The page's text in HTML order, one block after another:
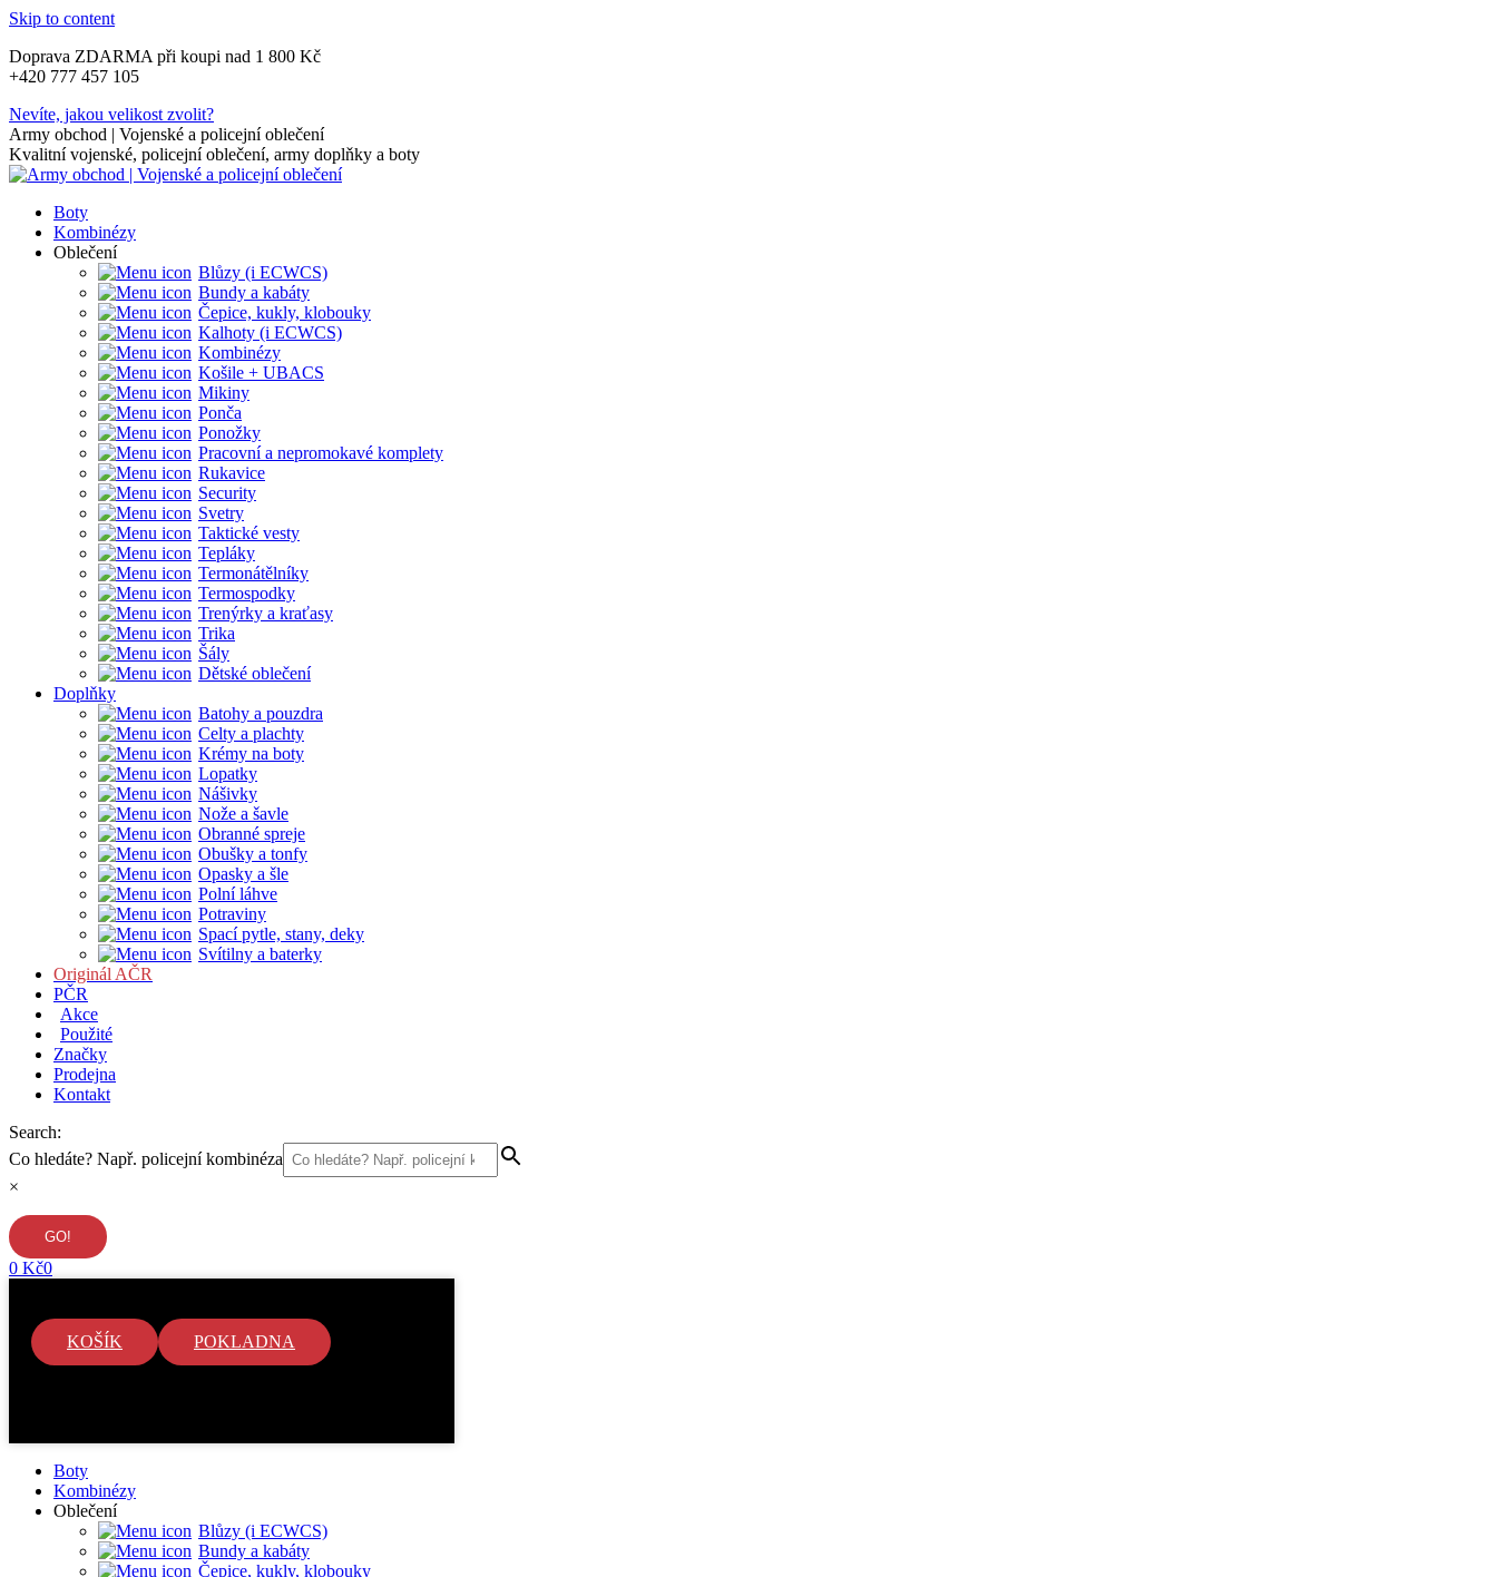
Skip to content
Doprava ZDARMA při koupi nad 1 800 Kč
+420 777 457 105
Nevíte, jakou velikost zvolit?
Army obchod | Vojenské a policejní oblečení
Kvalitní vojenské, policejní oblečení, army doplňky a boty
Boty
Kombinézy
Oblečení
Blůzy (i ECWCS)
Bundy a kabáty
Čepice, kukly, klobouky
Kalhoty (i ECWCS)
Kombinézy
Košile + UBACS
Mikiny
Ponča
Ponožky
Pracovní a nepromokavé komplety
Rukavice
Security
Svetry
Taktické vesty
Tepláky
Termonátělníky
Termospodky
Trenýrky a kraťasy
Trika
Šály
Dětské oblečení
Doplňky
Batohy a pouzdra
Celty a plachty
Krémy na boty
Lopatky
Nášivky
Nože a šavle
Obranné spreje
Obušky a tonfy
Opasky a šle
Polní láhve
Potraviny
Spací pytle, stany, deky
Svítilny a baterky
Originál AČR
PČR
Akce
Použité
Značky
Prodejna
Kontakt
Search:
Co hledáte? Např. policejní kombinéza
×
0 Kč0
KOŠÍK POKLADNA
Boty
Kombinézy
Oblečení
Blůzy (i ECWCS)
Bundy a kabáty
Čepice, kukly, klobouky